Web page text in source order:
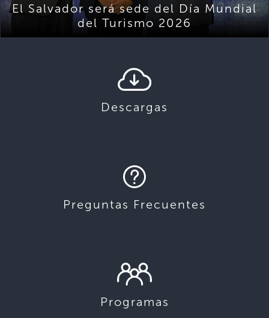
El Salvador será sede del Día Mundial
del Turismo 2026
Descargas
Preguntas Frecuentes
Programas